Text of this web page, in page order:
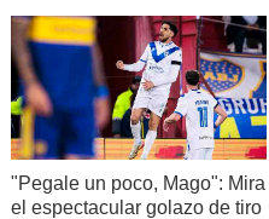
"Pegale un poco, Mago": Mira
el espectacular golazo de tiro